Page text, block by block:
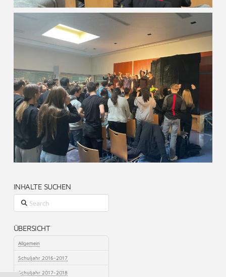
INHALTE SUCHEN
ÜBERSICHT
Allgemein
Schuljahr 2016-2017
Schuljahr 2017-2018